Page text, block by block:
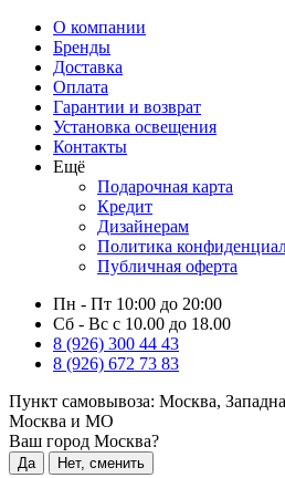
О компании
Бренды
Доставка
Оплата
Гарантии и возврат
Установка освещения
Контакты
Ещё
Подарочная карта
Кредит
Дизайнерам
Политика
Публичная оферта
Пн - Пт 10:00 до 20:00
Сб - Вс с 10.00 до 18.00
8 (926) 300 44 43
8 (926) 672 73 83
Пункт самовывоза: Москва,
Москва и МО
Ваш город Москва?
Да Нет, сменить